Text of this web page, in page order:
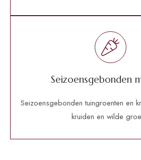
Seizoensgebonden
Seizoensgebonden tuingroenten en
kruiden en wilde